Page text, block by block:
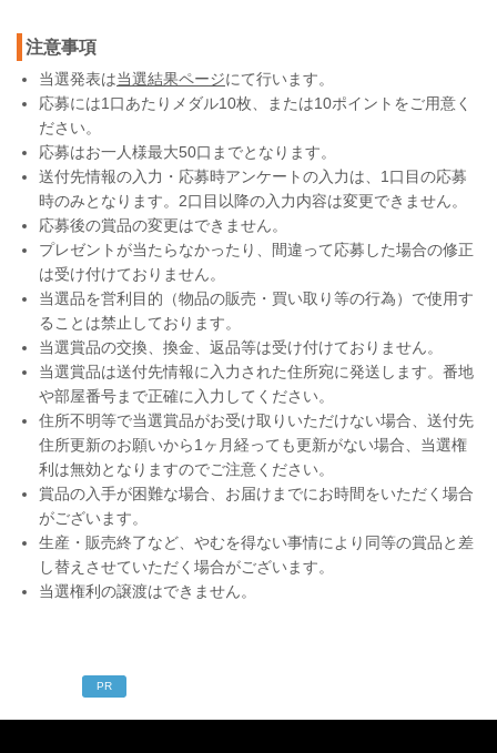
注意事項
当選発表は当選結果ページにて行います。
応募には1口あたりメダル10枚、または10ポイントをご用意く
ださい。
応募はお一人様最大50口までとなります。
送付先情報の入力・応募時アンケートの入力は、1口目の応募
時のみとなります。2口目以降の入力内容は変更できません。
応募後の賞品の変更はできません。
プレゼントが当たらなかったり、間違って応募した場合の修正
は受け付けておりません。
当選品を営利目的（物品の販売・買い取り等の行為）で使用す
ることは禁止しております。
当選賞品の交換、換金、返品等は受け付けておりません。
当選賞品は送付先情報に入力された住所宛に発送します。番地
や部屋番号まで正確に入力してください。
住所不明等で当選賞品がお受け取りいただけない場合、送付先
住所更新のお願いから1ヶ月経っても更新がない場合、当選権
利は無効となりますのでご注意ください。
賞品の入手が困難な場合、お届けまでにお時間をいただく場合
がございます。
生産・販売終了など、やむを得ない事情により同等の賞品と差
し替えさせていただく場合がございます。
当選権利の譲渡はできません。
PR